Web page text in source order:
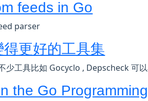
feeds in Go
parser
更好的工具集
少工具比如 Gocyclo , Depscheck 可
the Go